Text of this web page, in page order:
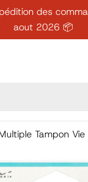
des
aout 2026 📦
Tampon